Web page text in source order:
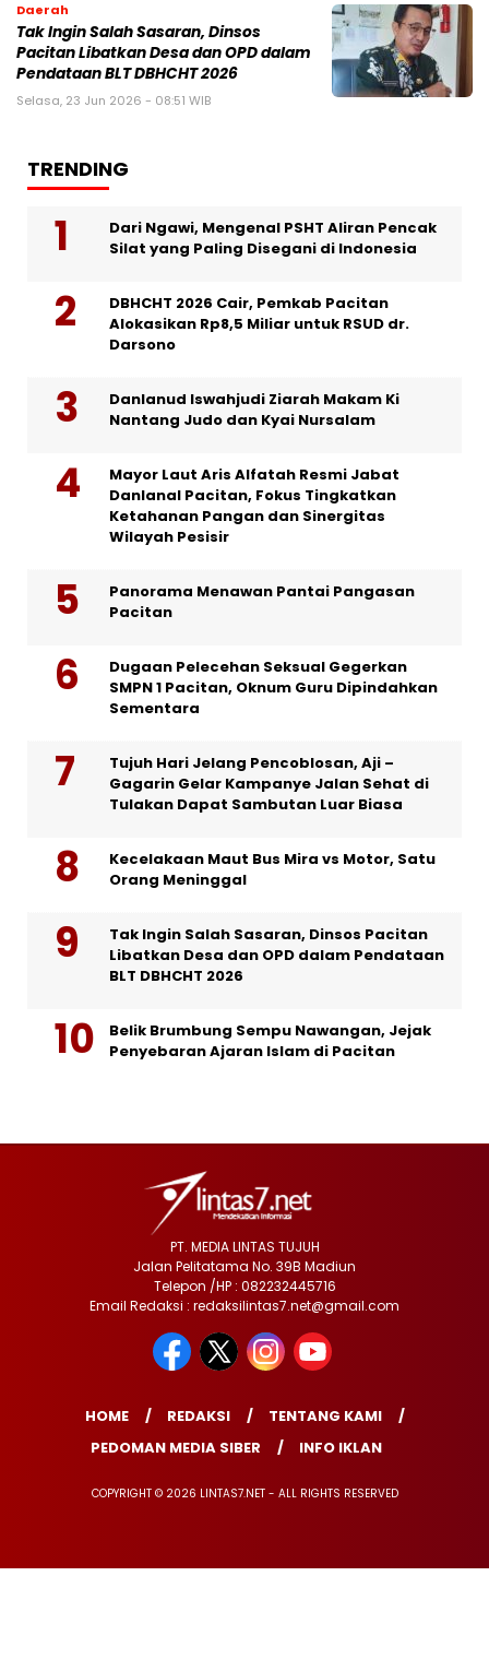
Daerah
Tak Ingin Salah Sasaran, Dinsos
Pacitan Libatkan Desa dan OPD dalam
Pendataan BLT DBHCHT 2026
Selasa, 23 Jun 2026 - 08:51 WIB
TRENDING
Dari Ngawi, Mengenal PSHT Aliran Pencak
Silat yang Paling Disegani di Indonesia
DBHCHT 2026 Cair, Pemkab Pacitan
Alokasikan Rp8,5 Miliar untuk RSUD dr.
Darsono
Danlanud Iswahjudi Ziarah Makam Ki
Nantang Judo dan Kyai Nursalam
Mayor Laut Aris Alfatah Resmi Jabat
Danlanal Pacitan, Fokus Tingkatkan
Ketahanan Pangan dan Sinergitas
Wilayah Pesisir
Panorama Menawan Pantai Pangasan
Pacitan
Dugaan Pelecehan Seksual Gegerkan
SMPN 1 Pacitan, Oknum Guru Dipindahkan
Sementara
Tujuh Hari Jelang Pencoblosan, Aji –
Gagarin Gelar Kampanye Jalan Sehat di
Tulakan Dapat Sambutan Luar Biasa
Kecelakaan Maut Bus Mira vs Motor, Satu
Orang Meninggal
Tak Ingin Salah Sasaran, Dinsos Pacitan
Libatkan Desa dan OPD dalam Pendataan
BLT DBHCHT 2026
Belik Brumbung Sempu Nawangan, Jejak
Penyebaran Ajaran Islam di Pacitan
PT. MEDIA LINTAS TUJUH
Jalan Pelitatama No. 39B Madiun
Telepon /HP : 082232445716
Email Redaksi : redaksilintas7.net@gmail.com
HOME REDAKSI
TENTANG KAMI
PEDOMAN MEDIA SIBER
INFO IKLAN
COPYRIGHT © 2026 LINTAS7.NET - ALL RIGHTS RESERVED